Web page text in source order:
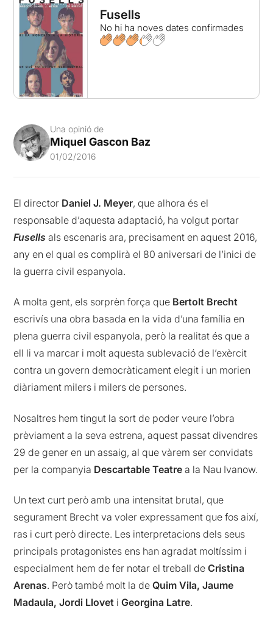
Fusells
No hi ha noves dates confirmades
Una opinió de
Miquel Gascon Baz
01/02/2016
El director Daniel J. Meyer, que alhora és el
responsable d’aquesta adaptació, ha volgut portar
Fusells als escenaris ara, precisament en aquest 2016,
any en el qual es complirà el 80 aniversari de l’inici de
la guerra civil espanyola.
A molta gent, els sorprèn força que Bertolt Brecht
escrivís una obra basada en la vida d’una família en
plena guerra civil espanyola, però la realitat és que a
ell li va marcar i molt aquesta sublevació de l’exèrcit
contra un govern democràticament elegit i un morien
diàriament milers i milers de persones.
Nosaltres hem tingut la sort de poder veure l’obra
prèviament a la seva estrena, aquest passat divendres
29 de gener en un assaig, al que vàrem ser convidats
per la companyia Descartable Teatre a la Nau Ivanow.
Un text curt però amb una intensitat brutal, que
segurament Brecht va voler expressament que fos així,
ras i curt però directe. Les interpretacions dels seus
principals protagonistes ens han agradat moltíssim i
especialment hem de fer notar el treball de Cristina
Arenas. Però també molt la deQuim Vila, Jaume
Madaula, Jordi Llovet i Georgina Latre.